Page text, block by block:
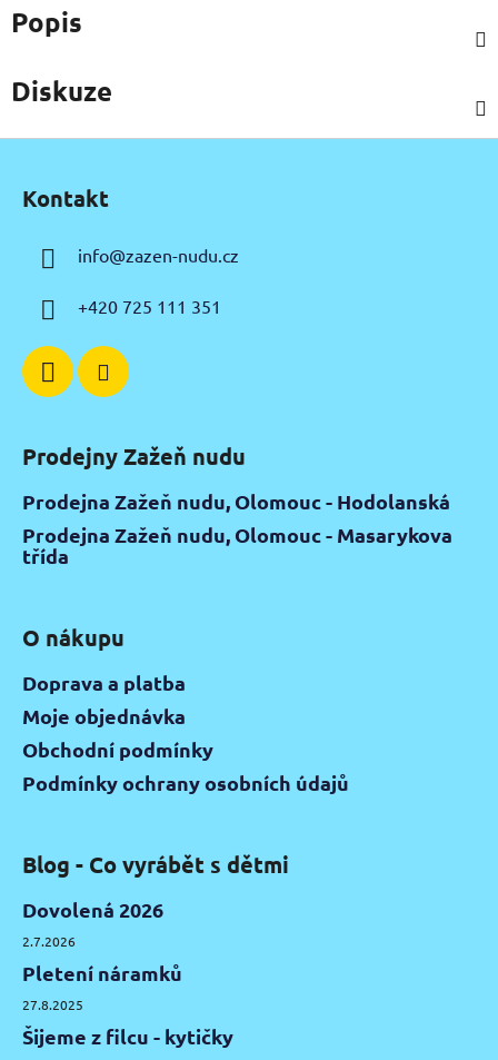
Popis
Diskuze
Kontakt
info@zazen-nudu.cz
+420 725 111 351
Prodejny Zažeň nudu
Prodejna Zažeň nudu, Olomouc - Hodolanská
Prodejna Zažeň nudu, Olomouc - Masarykova
třída
O nákupu
Doprava a platba
Moje objednávka
Obchodní podmínky
Podmínky ochrany osobních údajů
Blog - Co vyrábět s dětmi
Dovolená 2026
2.7.2026
Pletení náramků
27.8.2025
Šijeme z filcu - kytičky